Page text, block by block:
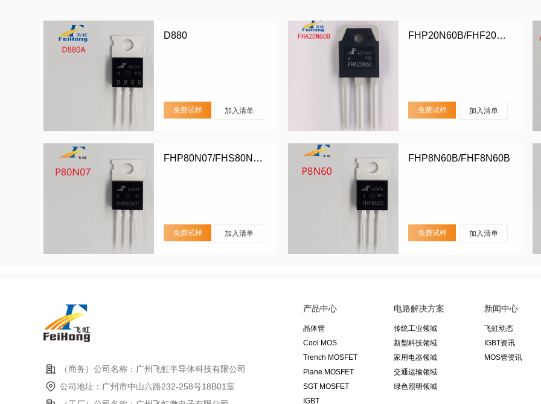
D880
免费试样 加入清单
FHP20N60B/FHF20N60B/FHA20N60B
免费试样 加入清单
FHP80N07/FHS80N07/FHD80N07
免费试样 加入清单
FHP8N60B/FHF8N60B
免费试样 加入清单
（商务）公司名称：广州飞虹半导体科技有限公司
公司地址：广州市中山六路232-258号18B01室
产品中心
晶体管
Cool MOS
Trench MOSFET
Plane MOSFET
SGT MOSFET
IGBT
电路解决方案
传统工业领域
新型科技领域
家用电器领域
交通运输领域
绿色照明领域
新闻中心
飞虹动态
IGBT资讯
MOS管资讯